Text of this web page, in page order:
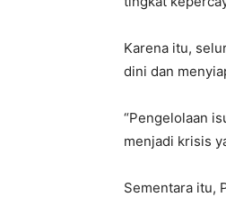
Karena itu,
dini dan
“Pengelolaan
menjadi krisis
Sementara itu,